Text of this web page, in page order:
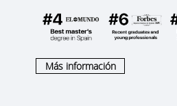
Más información